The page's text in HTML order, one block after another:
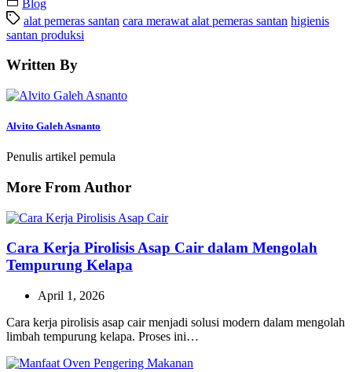
Blog
alat pemeras santan cara merawat alat pemeras santan higienis
santan produksi
Written By
Alvito Galeh Asnanto
Penulis artikel pemula
More From Author
Cara Kerja Pirolisis Asap Cair dalam Mengolah
Tempurung Kelapa
April 1, 2026
Cara kerja pirolisis asap cair menjadi solusi modern dalam mengolah
limbah tempurung kelapa. Proses ini…